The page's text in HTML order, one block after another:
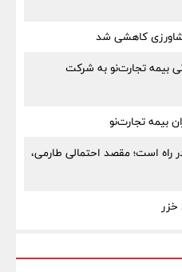
کاهشی شد
تومانی بیمه تجارت‌نو به شرکت
بیمه تجارت‌نو
راه است؛ مقصد احتمالی طارمی،
خزر